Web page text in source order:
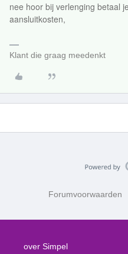
nee hoor bij verlenging betaal
aansluitkosten,
Klant die graag meedenkt
Forumvoorwaarden
over Simpel